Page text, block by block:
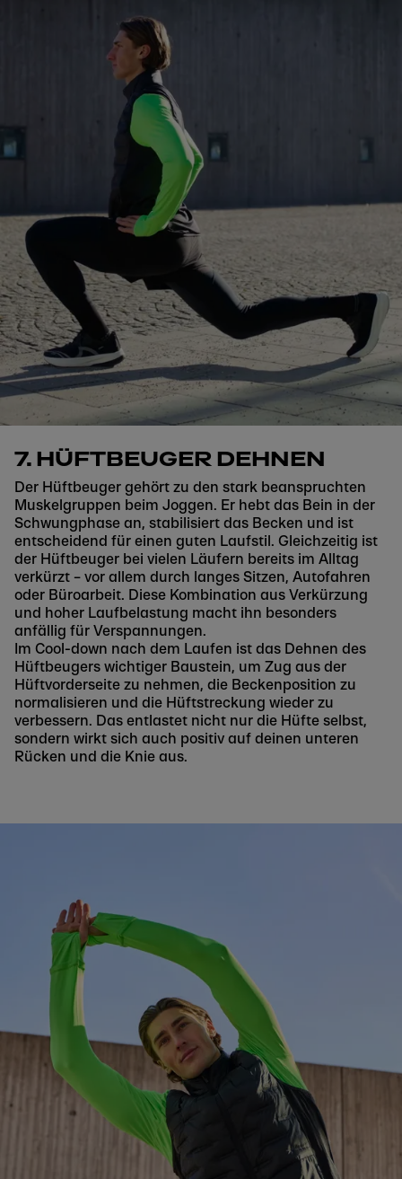
7. HÜFTBEUGER DEHNEN
Der Hüftbeuger gehört zu den stark beanspruchten
Muskelgruppen beim Joggen. Er hebt das Bein in der
Schwungphase an, stabilisiert das Becken und ist
entscheidend für einen guten Laufstil. Gleichzeitig ist
der Hüftbeuger bei vielen Läufern bereits im Alltag
verkürzt – vor allem durch langes Sitzen, Autofahren
oder Büroarbeit. Diese Kombination aus Verkürzung
und hoher Laufbelastung macht ihn besonders
anfällig für Verspannungen.
Im Cool-down nach dem Laufen ist das Dehnen des
Hüftbeugers wichtiger Baustein, um Zug aus der
Hüftvorderseite zu nehmen, die Beckenposition zu
normalisieren und die Hüftstreckung wieder zu
verbessern. Das entlastet nicht nur die Hüfte selbst,
sondern wirkt sich auch positiv auf deinen unteren
Rücken und die Knie aus.